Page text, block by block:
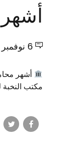
6 نوفمبر 2025
أشهر
مكتب النخبة